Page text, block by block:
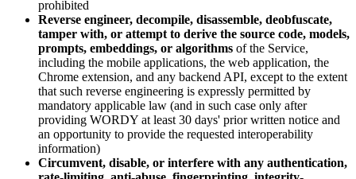
prohibited
Reverse engineer, decompile, disassemble, deobfuscate,
tamper with, or attempt to derive the source code, models,
prompts, embeddings, or algorithms of the Service,
including the mobile applications, the web application, the
Chrome extension, and any backend API, except to the extent
that such reverse engineering is expressly permitted by
mandatory applicable law (and in such case only after
providing WORDY at least 30 days' prior written notice and
an opportunity to provide the requested interoperability
information)
Circumvent, disable, or interfere with any authentication,